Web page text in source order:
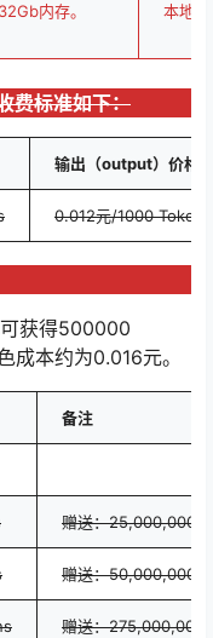
内存。
本地
费标准如下：
输出（output）价格
0.012元/1000 Tokens
获得500000
本约为0.016元。
备注
赠送：25,000,000
赠送：50,000,000
赠送：275,000,000